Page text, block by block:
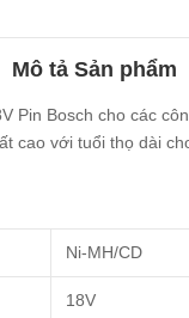
Mô tả Sản phẩm
Pin Bosch cho các
cao với tuổi thọ dài
Ni-MH/CD
18V